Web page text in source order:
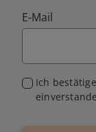
E-Mail
Ich